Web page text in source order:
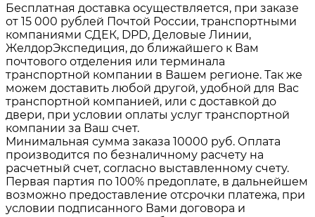
Бесплатная доставка осуществляется, при заказе
от 15 000 рублей Почтой России, транспортными
компаниями СДЕК, DPD, Деловые Линии,
ЖелдорЭкспедиция, до ближайшего к Вам
почтового отделения или терминала
транспортной компании в Вашем регионе. Так же
можем доставить любой другой, удобной для Вас
транспортной компанией, или с доставкой до
двери, при условии оплаты услуг транспортной
компании за Ваш счет.
Минимальная сумма заказа 10000 руб. Оплата
производится по безналичному расчету на
расчетный счет, согласно выставленному счету.
Первая партия по 100% предоплате, в дальнейшем
возможно предоставление отсрочки платежа, при
условии подписанного Вами договора и